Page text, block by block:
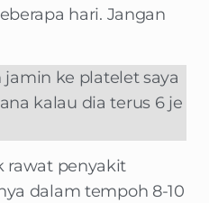
hari. Jangan
jamin ke platelet saya
kalau dia terus 6 je
rawat penyakit
dalam tempoh 8-10